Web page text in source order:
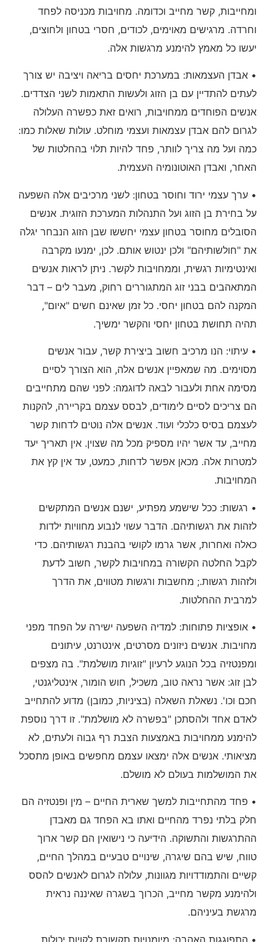
ומחייבות, קשר מחייב וכדומה. מחויבות מכניסה לפחד
וחרדה. מרגישים מאוימים, לכודים, חסרי בטחון ולחוצים,
יעשו כל מאמץ להימנע מרגשות אלה.
• אבדן העצמאות: במערכת יחסים בריאה ויציבה יש צורך
לעתים להתדיין עם בן הזוג ולעשות התאמות לשני הצדדים.
אנשים הפוחדים ממחויבות, רואים זאת כפשרה העלולה
לגרום להם אבדן עצמאות ועצמי מוחלט. עולות שאלות כמו:
כמה ועל מה צריך לוותר, פחד להיות תלוי בהחלטות של
האחר, ואבדן האוטונומיה העצמית.
• ערך עצמי ירוד וחוסר בטחון: לשני מרכיבים אלה השפעה
על בחירת בן הזוג ועל התנהלות המערכת הזוגית. אנשים
הסובלים מחוסר בטחון עצמי יחששו שבן הזוג הנבחר יגלה
את "חולשותיהם" ולכן ינטוש אותם. לכן, ימנעו מקרבה
ואינטימיות רגשית, וממחויבות לקשר. ניתן לראות אנשים
המתאהבים בבני זוג המתגוררים רחוק, מעבר לים – דבר
המקנה להם בטחון יחסי. כל זמן שאינם חשים "איום",
תהיה תחושת בטחון יחסי והקשר ימשיך.
• עיתוי: הנו מרכיב חשוב ביצירת קשר, עבור אנשים
מסוימים. מה שמאפיין אנשים אלה, הוא הצורך לסיים
מסימה אחת ולעבור לבאה לדוגמה: לפני שהם מתחייבים
הם צריכים לסיים לימודים, לבסס עצמם בקריירה, להקנות
לעצמם בסיס כלכלי ועוד. אנשים אלה נוטים לדחות קשר
מחייב, עד אשר יהיו מספיק מכל מה שצוין. אין תאריך יעד
למטרות אלה. מכאן אפשר לדחות, כמעט, עד אין קץ את
המחויבות.
• רגשות: ככל שישמע מפתיע, ישנם אנשים המתקשים
לזהות את רגשותיהם. הדבר עשוי לנבוע מחוויות ילדות
כאלה ואחרות, אשר גרמו לקושי בהבנת רגשותיהם. כדי
לקבל החלטה הקשורה במחויבות לקשר, חשוב לדעת
ולזהות רגשות.; מחשבות ורגשות מטווים, את הדרך
למרבית ההחלטות.
• אופציות פתוחות: למדיה השפעה ישירה על הפחד מפני
מחויבות. אנשים ניזונים מסרטים, אינטרנט, עיתונים
ומפנטזיה בכל הנוגע לרעיון "זוגיות מושלמת". בה מצפים
לבן זוג: אשר נראה טוב, משכיל, חוש הומור, אינטליגנטי,
חכם וכו'. נשאלת השאלה (בציניות, כמובן) מדוע להתחייב
לאדם אחד ולהסתכן "בפשרה לא מושלמת". זו דרך נוספת
להימנע ממחויבות באמצעות הצבת רף גבוה ולעתים, לא
מציאותי. אנשים אלה ימצאו עצמם מחפשים באופן מתסכל
את המושלמות בעולם לא מושלם.
• פחד מהתחייבות למשך שארית החיים – מין ופנטזיה הם
חלק בלתי נפרד מהחיים ואתו בא הפחד גם מאבדן
ההתרגשות והתשוקה. הידיעה כי נישואין הם קשר ארוך
טווח, שיש בהם שיגרה, שינויים טבעיים במהלך החיים,
קשיים והתמודדויות מגוונות, עלולה לגרום לאנשים להסס
ולהימנע מקשר מחייב, הכרוך בשגרה שאיננה נראית
מרגשת בעיניהם.
• התפוגגות האהבה: מיומנויות תקשורת לקויות יכולות